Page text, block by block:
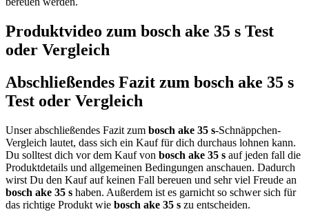
Produktvideo zum bosch ake 35 s Test
oder Vergleich
Abschließendes Fazit zum bosch ake 35 s
Test oder Vergleich
Unser abschließendes Fazit zum bosch ake 35 s-Schnäppchen-
Vergleich lautet, dass sich ein Kauf für dich durchaus lohnen kann.
Du solltest dich vor dem Kauf von bosch ake 35 s auf jeden fall die
Produktdetails und allgemeinen Bedingungen anschauen. Dadurch
wirst Du den Kauf auf keinen Fall bereuen und sehr viel Freude an
bosch ake 35 s haben. Außerdem ist es garnicht so schwer sich für
das richtige Produkt wie bosch ake 35 s zu entscheiden.